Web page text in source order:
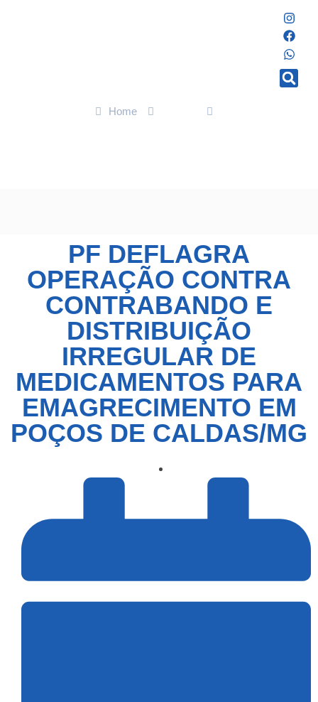
Home
PF DEFLAGRA
OPERAÇÃO CONTRA
CONTRABANDO E
DISTRIBUIÇÃO
IRREGULAR DE
MEDICAMENTOS PARA
EMAGRECIMENTO EM
POÇOS DE CALDAS/MG